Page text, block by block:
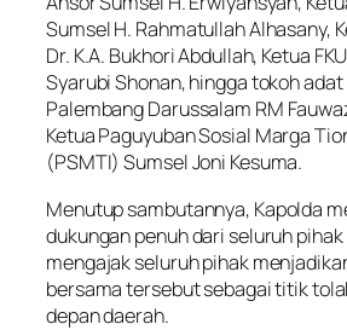
Sumsel H. Rahmatullah Alhasany,
Dr. K.A. Bukhori Abdullah, Ketua
Syarubi Shonan, hingga tokoh
Palembang Darussalam RM
Ketua Paguyuban Sosial Marga
(PSMTI) Sumsel Joni Kesuma.
Menutup sambutannya, Kapolda
dukungan penuh dari seluruh
mengajak seluruh pihak
bersama tersebut sebagai titik
depan daerah.